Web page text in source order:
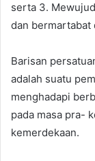
serta 3.
dan bermartabat
Barisan
adalah suatu
menghadapi
pada masa pra-
kemerdekaan.